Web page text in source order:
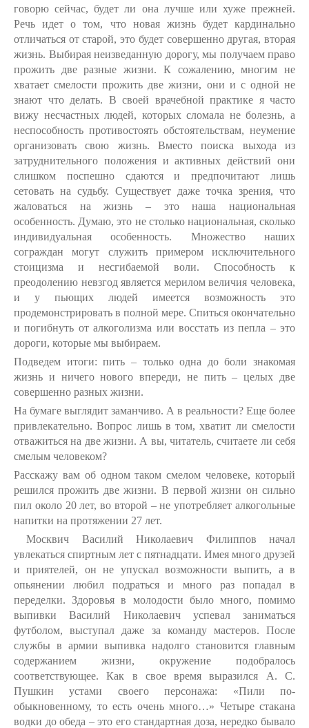
говорю сейчас, будет ли она лучше или хуже прежней.
Речь идет о том, что новая жизнь будет кардинально
отличаться от старой, это будет совершенно другая, вторая
жизнь. Выбирая неизведанную дорогу, мы получаем право
прожить две разные жизни. К сожалению, многим не
хватает смелости прожить две жизни, они и с одной не
знают что делать. В своей врачебной практике я часто
вижу несчастных людей, которых сломала не болезнь, а
неспособность противостоять обстоятельствам, неумение
организовать свою жизнь. Вместо поиска выхода из
затруднительного положения и активных действий они
слишком поспешно сдаются и предпочитают лишь
сетовать на судьбу. Существует даже точка зрения, что
жаловаться на жизнь – это наша национальная
особенность. Думаю, это не столько национальная, сколько
индивидуальная особенность. Множество наших
сограждан могут служить примером исключительного
стоицизма и несгибаемой воли. Способность к
преодолению невзгод является мерилом величия человека,
и у пьющих людей имеется возможность это
продемонстрировать в полной мере. Спиться окончательно
и погибнуть от алкоголизма или восстать из пепла – это
дороги, которые мы выбираем.
Подведем итоги: пить – только одна до боли знакомая
жизнь и ничего нового впереди, не пить – целых две
совершенно разных жизни.
На бумаге выглядит заманчиво. А в реальности? Еще более
привлекательно. Вопрос лишь в том, хватит ли смелости
отважиться на две жизни. А вы, читатель, считаете ли себя
смелым человеком?
Расскажу вам об одном таком смелом человеке, который
решился прожить две жизни. В первой жизни он сильно
пил около 20 лет, во второй – не употребляет алкогольные
напитки на протяжении 27 лет.
Москвич Василий Николаевич Филиппов начал
увлекаться спиртным лет с пятнадцати. Имея много друзей
и приятелей, он не упускал возможности выпить, а в
опьянении любил подраться и много раз попадал в
переделки. Здоровья в молодости было много, помимо
выпивки Василий Николаевич успевал заниматься
футболом, выступал даже за команду мастеров. После
службы в армии выпивка надолго становится главным
содержанием жизни, окружение подобралось
соответствующее. Как в свое время выразился А. С.
Пушкин устами своего персонажа: «Пили по-
обыкновенному, то есть очень много…» Четыре стакана
водки до обеда – это его стандартная доза, нередко бывало